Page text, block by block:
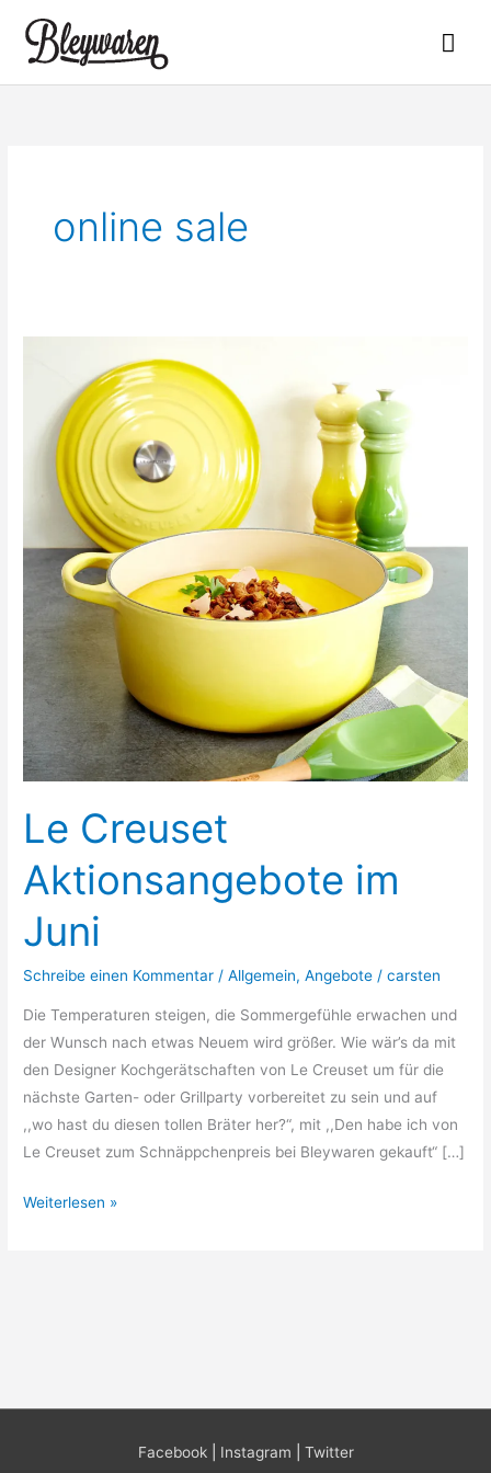
Inhalt
springen
online sale
Le Creuset
Aktionsangebote im
Juni
Schreibe einen Kommentar /Allgemein,Angebote /carsten
Die Temperaturen steigen, die Sommergefühle erwachen und
der Wunsch nach etwas Neuem wird größer. Wie wär’s da mit
den Designer Kochgerätschaften von Le Creuset um für die
nächste Garten- oder Grillparty vorbereitet zu sein und auf
,,wo hast du diesen tollen Bräter her?“, mit ,,Den habe ich von
Le Creuset zum Schnäppchenpreis bei Bleywaren gekauft“ […]
Le
Weiterlesen »
Facebook| Instagram Twitter